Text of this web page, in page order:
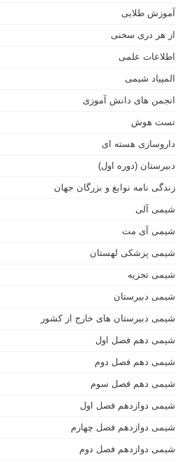
آموزش طلایی
از هر دری سخنی
اطلاعات علمی
المپیاد شیمی
انجمن های دانش آموزی
تست هوش
داروسازی هسته ای
دبیرستان (دوره اول)
زندگی نامه نوابغ و بزرگان جهان
شیمی آلی
شیمی آی مت
شیمی پزشکی لهستان
شیمی تجزیه
شیمی دبیرستان
شیمی دبیرستان های خارج از کشور
شیمی دهم فصل اول
شیمی دهم فصل دوم
شیمی دهم فصل سوم
شیمی دوازدهم فصل اول
شیمی دوازدهم فصل چهارم
شیمی دوازدهم فصل دوم